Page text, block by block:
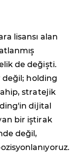
lisansı alan
de değişti.
değil; holding
stratejik
dijital
bir iştirak
değil,